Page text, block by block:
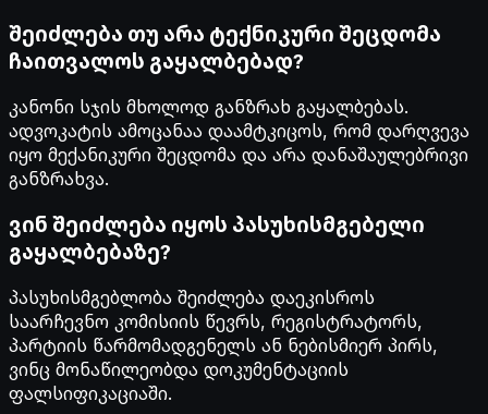
შეიძლება თუ არა ტექნიკური შეცდომა
ჩაითვალოს გაყალბებად?
კანონი სჯის მხოლოდ განზრახ გაყალბებას.
ადვოკატის ამოცანაა დაამტკიცოს, რომ დარღვევა
იყო მექანიკური შეცდომა და არა დანაშაულებრივი
განზრახვა.
ვინ შეიძლება იყოს პასუხისმგებელი
გაყალბებაზე?
პასუხისმგებლობა შეიძლება დაეკისროს
საარჩევნო კომისიის წევრს, რეგისტრატორს,
პარტიის წარმომადგენელს ან ნებისმიერ პირს,
ვინც მონაწილეობდა დოკუმენტაციის
ფალსიფიკაციაში.